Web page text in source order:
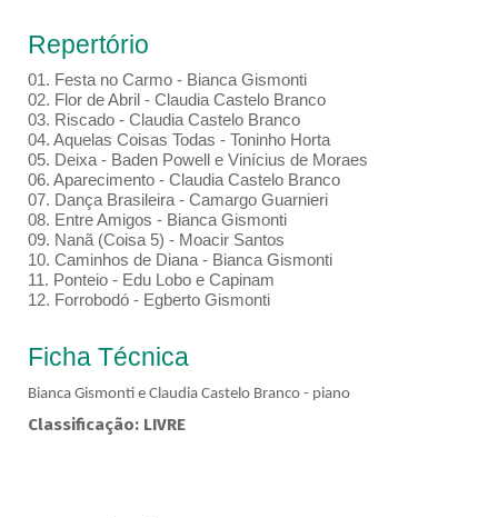
Repertório
01.⁠ ⁠Festa no Carmo - Bianca Gismonti
02.⁠ ⁠Flor de Abril - Claudia Castelo Branco
03.⁠ ⁠Riscado - Claudia Castelo Branco
04.⁠ ⁠Aquelas Coisas Todas - Toninho Horta
05.⁠ ⁠Deixa - Baden Powell e Vinícius de Moraes
06.⁠ ⁠Aparecimento - Claudia Castelo Branco
07.⁠ ⁠Dança Brasileira - Camargo Guarnieri
08.⁠ ⁠Entre Amigos - Bianca Gismonti
09.⁠ ⁠Nanã (Coisa 5) - Moacir Santos
10.⁠ ⁠Caminhos de Diana - Bianca Gismonti
11.⁠ ⁠Ponteio - Edu Lobo e Capinam
12.⁠ ⁠Forrobodó - Egberto Gismonti
Ficha Técnica
Bianca Gismonti e Claudia Castelo Branco - piano
Classificação: LIVRE